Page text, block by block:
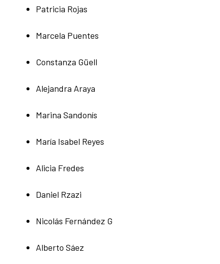
Patricia Rojas
Marcela Puentes
Constanza Güell
Alejandra Araya
Marina Sandonís
María Isabel Reyes
Alicia Fredes
Daniel Rzazi
Nicolás Fernández G
Alberto Sáez